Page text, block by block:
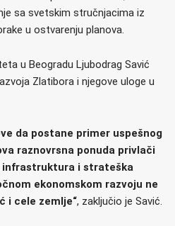
sa svetskim stručnjacima iz
u ostvarenju planova.
u Beogradu Ljubodrag Savić
Zlatibora i njegove uloge u
da postane primer uspešnog
raznovrsna ponuda privlači
i strateška
ekonomskom razvoju ne
i cele zemlje“, zaključio je Savić.